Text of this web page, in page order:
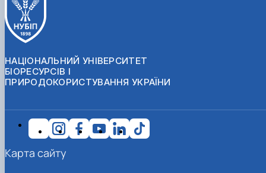
НАЦІОНАЛЬНИЙ УНІВЕРСИТЕТ
БІОРЕСУРСІВ І
ПРИРОДОКОРИСТУВАННЯ УКРАЇНИ
Карта сайту